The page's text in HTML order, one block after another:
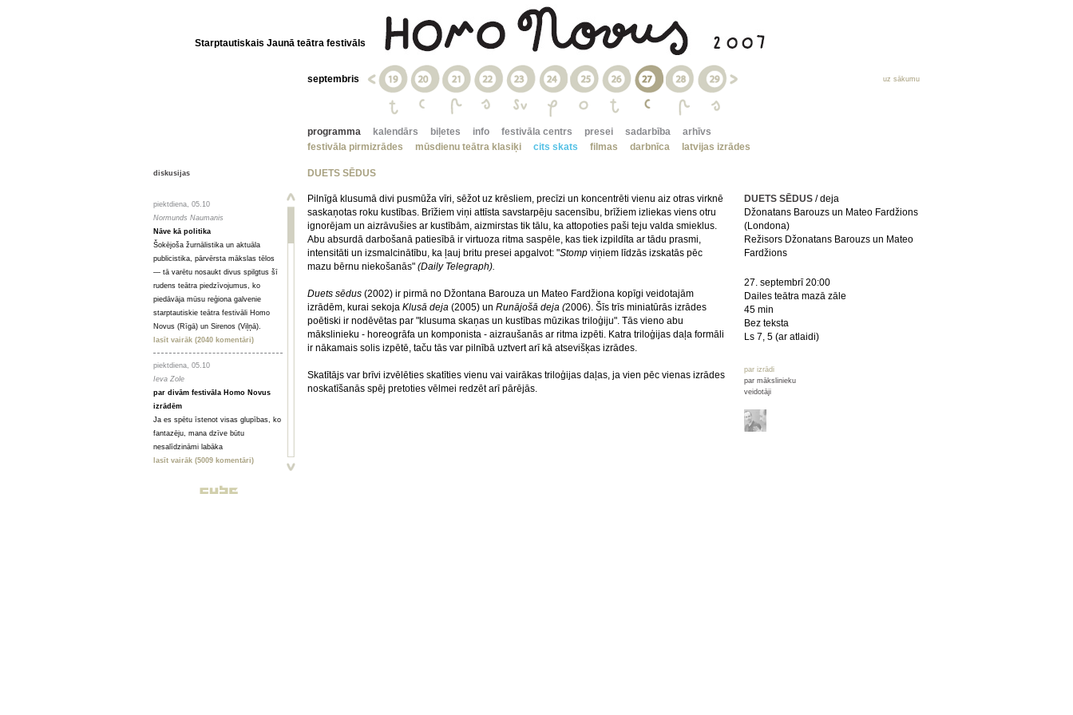
Starptautiskais Jaunā teātra festivāls
septembris uz sākumu
programma
festivāla pirmizrādes
mūsdienu teātra klasiķi cits skats filmas darbnīca latvijas izrādes
kalendārs biļetes info festivāla centrs presei sadarbība arhīvs
diskusijas
piektdiena, 05.10
Normunds Naumanis
Nāve kā politika
Šokējoša žurnālistika un aktuāla
publicistika, pārvērsta mākslas tēlos
— tā varētu nosaukt divus spilgtus šī
rudens teātra piedzīvojumus, ko
piedāvāja mūsu reģiona galvenie
starptautiskie teātra festivāli Homo
Novus (Rīgā) un Sirenos (Viļņā).
lasīt vairāk (2040 komentāri)
piektdiena, 05.10
Ieva Zole
par divām festivāla Homo Novus
izrādēm
Ja es spētu īstenot visas glupības, ko
fantazēju, mana dzīve būtu
nesalīdzināmi labāka
lasīt vairāk (5009 komentāri)
piektdiena, 05.10
DUETS SĒDUS / deja
Džonatans Barouzs un Mateo Fardžions
(Londona)
Režisors Džonatans Barouzs un Mateo
Fardžions
27. septembrī 20:00
Dailes teātra mazā zāle
45 min
Bez teksta
Ls 7, 5 (ar atlaidi)
par izrādi
par mākslinieku
veidotāji
DUETS SĒDUS
Pilnīgā klusumā divi pusmūža vīri, sēžot uz krēsliem, precīzi un koncentrēti vienu aiz otras virknē
saskaņotas roku kustības. Brīžiem viņi attīsta savstarpēju sacensību, brīžiem izliekas viens otru
ignorējam un aizrāvušies ar kustībām, aizmirstas tik tālu, ka attopoties paši teju valda smieklus.
Abu absurdā darbošanā patiesībā ir virtuoza ritma saspēle, kas tiek izpildīta ar tādu prasmi,
intensitāti un izsmalcinātību, ka ļauj britu presei apgalvot: "Stomp viņiem līdzās izskatās pēc
mazu bērnu niekošanās" (Daily Telegraph).
Duets sēdus (2002) ir pirmā no Džontana Barouza un Mateo Fardžiona kopīgi veidotajām
izrādēm, kurai sekoja Klusā deja (2005) un Runājošā deja (2006). Šīs trīs miniatūrās izrādes
poētiski ir nodēvētas par "klusuma skaņas un kustības mūzikas triloģiju". Tās vieno abu
mākslinieku - horeogrāfa un komponista - aizraušanās ar ritma izpēti. Katra triloģijas daļa formāli
ir nākamais solis izpētē, taču tās var pilnībā uztvert arī kā atsevišķas izrādes.
Skatītājs var brīvi izvēlēties skatīties vienu vai vairākas triloģijas daļas, ja vien pēc vienas izrādes
noskatīšanās spēj pretoties vēlmei redzēt arī pārējās.